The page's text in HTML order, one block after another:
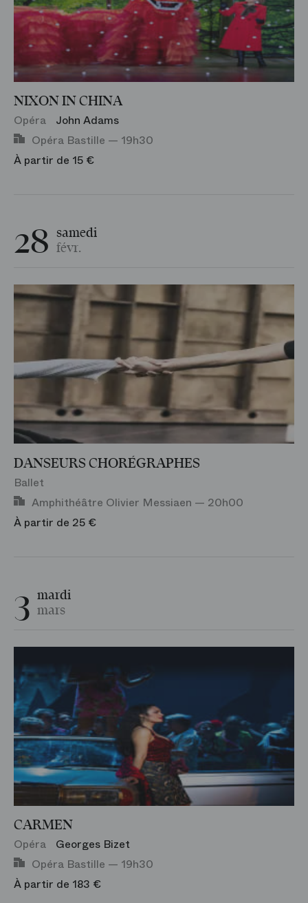
NIXON IN CHINA
Opéra
John Adams
Opéra Bastille — 19h30
À partir de 15 €
28 samedi
févr.
DANSEURS CHORÉGRAPHES
Ballet
Amphithéâtre Olivier Messiaen — 20h00
À partir de 25 €
3 mardi
mars
CARMEN
Opéra
Georges Bizet
Opéra Bastille — 19h30
À partir de 183 €